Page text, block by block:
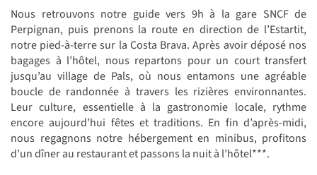
Nous retrouvons notre guide vers 9h à la gare SNCF de
Perpignan, puis prenons la route en direction de l’Estartit,
notre pied-à-terre sur la Costa Brava. Après avoir déposé nos
bagages à l’hôtel, nous repartons pour un court transfert
jusqu’au village de Pals, où nous entamons une agréable
boucle de randonnée à travers les rizières environnantes.
Leur culture, essentielle à la gastronomie locale, rythme
encore aujourd’hui fêtes et traditions. En fin d’après-midi,
nous regagnons notre hébergement en minibus, profitons
d’un dîner au restaurant et passons la nuit à l’hôtel***.